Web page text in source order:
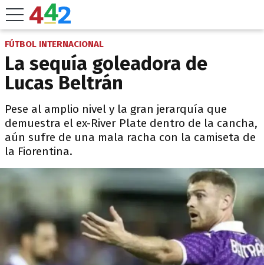
FÚTBOL INTERNACIONAL
La sequía goleadora de
Lucas Beltrán
Pese al amplio nivel y la gran jerarquía que
demuestra el ex-River Plate dentro de la cancha,
aún sufre de una mala racha con la camiseta de
la Fiorentina.